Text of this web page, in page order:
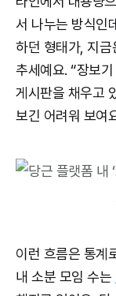
서 나누는 방식인
하던 형태가, 지금
추세예요. “장보
게시판을 채우고
보긴 어려워 보여
이런 흐름은 통계
내 소분 모임 수는